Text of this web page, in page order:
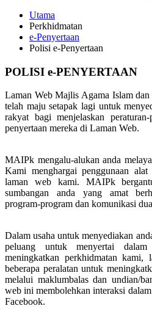
Utama
Perkhidmatan
e-Penyertaan
Polisi e-Penyertaan
POLISI e-PENYERTAAN
Laman Web Majlis Agama Islam
telah maju setapak lagi untuk
rakyat bagi menjelaskan
penyertaan mereka di Laman Web.
MAIPk mengalu-alukan anda
Kami menghargai penggunaan
laman web kami. MAIPk
sumbangan anda yang amat
program-program dan komunikasi
Dalam usaha untuk menyediakan
peluang untuk menyertai dalam
meningkatkan perkhidmatan
beberapa peralatan untuk
melalui maklumbalas dan undian/
web ini membolehkan interaksi
Facebook.